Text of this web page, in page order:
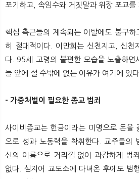
포기하고, 속임수와 거짓말과 위장 포교를
핵심 측근들의 계속되는 이탈에도 불구하
히 절대적이다. 이만희는 신천지고, 신천
다. 95세 고령의 불편한 모습을 노출하면
들 앞에 설 수밖에 없는 이유가 여기에 있다.
- 가중처벌이 필요한 종교 범죄
사이비종교는 헌금이라는 미명으로 돈을
으로 성과 노동력을 착취한다. 교주들의
신의 이름으로 거리낌 없이 과감하게 범
없다. 심지어 교도소에 다녀온 후에도 범